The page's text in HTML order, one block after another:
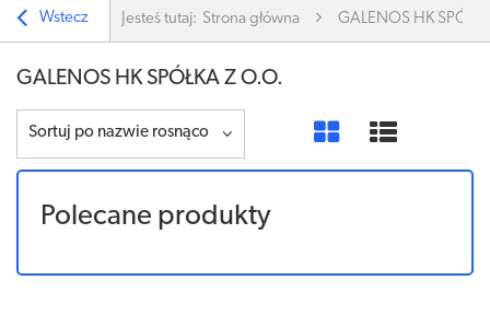
Wstecz Jesteś tutaj: Strona główna GALENOS HK
GALENOS HK SPÓŁKA Z O.O.
Sortuj po nazwie rosnąco
Polecane produkty